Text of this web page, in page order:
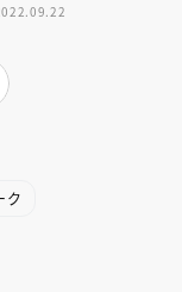
ての本です！
ク